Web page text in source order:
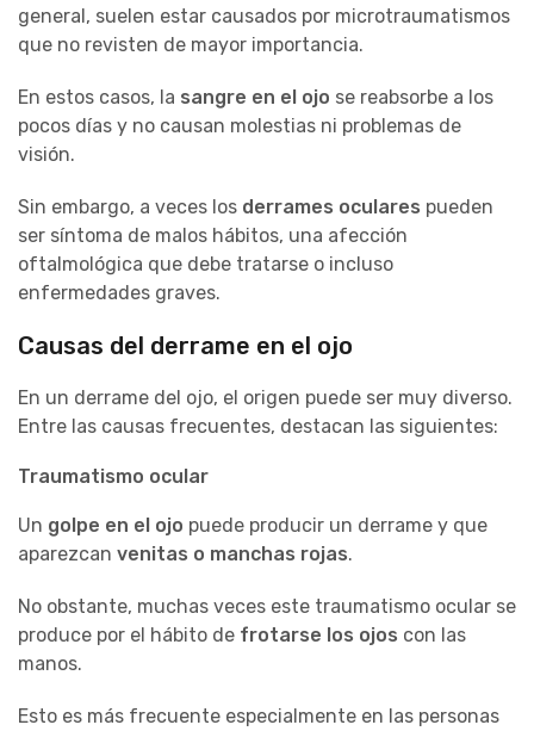
general, suelen estar causados por microtraumatismos
que no revisten de mayor importancia.
En estos casos, la sangre en el ojo se reabsorbe a los
pocos días y no causan molestias ni problemas de
visión.
Sin embargo, a veces los derrames oculares pueden
ser síntoma de malos hábitos, una afección
oftalmológica que debe tratarse o incluso
enfermedades graves.
Causas del derrame en el ojo
En un derrame del ojo, el origen puede ser muy diverso.
Entre las causas frecuentes, destacan las siguientes:
Traumatismo ocular
Un golpe en el ojo puede producir un derrame y que
aparezcan venitas o manchas rojas.
No obstante, muchas veces este traumatismo ocular se
produce por el hábito de frotarse los ojos con las
manos.
Esto es más frecuente especialmente en las personas